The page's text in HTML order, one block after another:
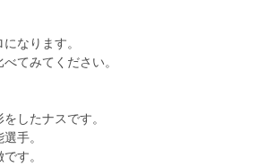
なります。
てみてください。
したナスです。
手。
す。